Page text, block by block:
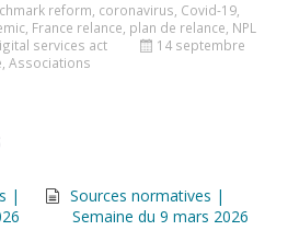
reform coronavirus Covid-19
France relance plan de relance NPL
services act
14 septembre
Associations
|
Sources normatives |
Semaine du 9 mars 2026